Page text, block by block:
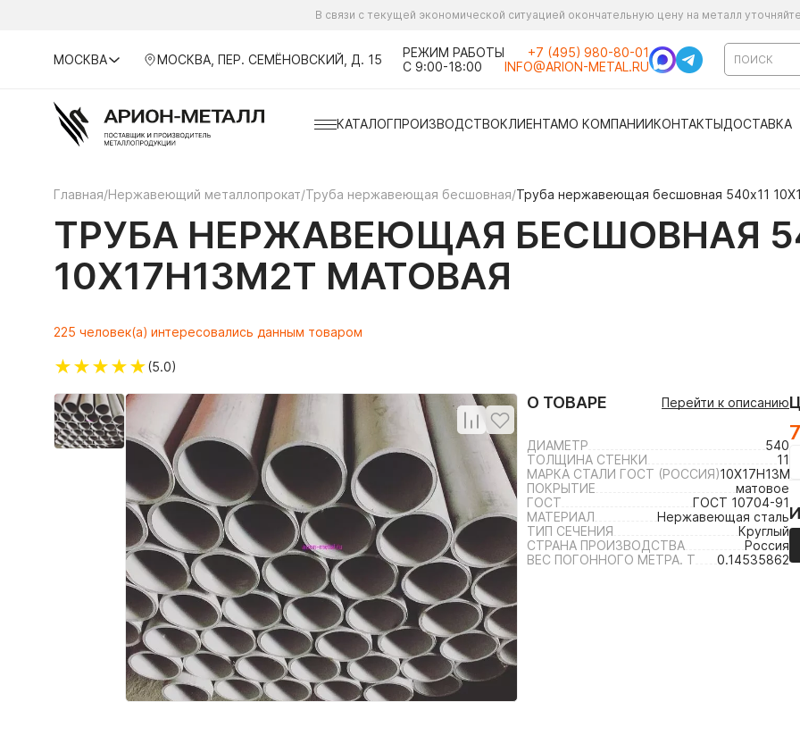
В связи с текущей экономической ситуацией окончательную цену на металл
МОСКВА МОСКВА, ПЕР. СЕМЁНОВСКИЙ, Д. 15
РЕЖИМ РАБОТЫ
С 9:00-18:00
+7 (495) 980-80-01
INFO@ARION-METAL.RU
КАТАЛОГПРОИЗВОДСТВОКЛИЕНТАМО КОМПАНИИКОНТАКТЫДОСТАВКА
Главная/Нержавеющий металлопрокат/Труба нержавеющая бесшовная/Труба нержавеющая бесшовная 540х11
ТРУБА НЕРЖАВЕЮЩАЯ БЕСШОВНАЯ
10Х17Н13М2Т МАТОВАЯ
225 человек(а) интересовались данным товаром
★★★★★(5.0)
О ТОВАРЕ Перейти к описанию
ДИАМЕТР
540
ТОЛЩИНА СТЕНКИ
11
МАРКА СТАЛИ ГОСТ (РОССИЯ)10Х17Н13М2Т
ПОКРЫТИЕ
матовое
ГОСТ
ГОСТ 10704-91
МАТЕРИАЛ
Нержавеющая сталь
ТИП СЕЧЕНИЯ
Круглый
СТРАНА ПРОИЗВОДСТВА
Россия
ВЕС ПОГОННОГО МЕТРА. Т
0.14535862